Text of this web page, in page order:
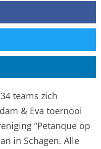
teams zich
& Eva toernooi
“Petanque op
in Schagen. Alle